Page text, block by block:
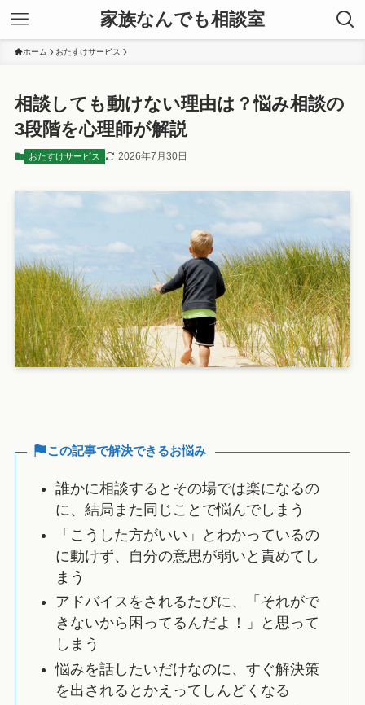
家族なんでも相談室
ホーム おたすけサービス
相談しても動けない理由は？悩み相談の
3段階を心理師が解説
おたすけサービス 2026年7月30日
この記事で解決できるお悩み
誰かに相談するとその場では楽になるの
に、結局また同じことで悩んでしまう
「こうした方がいい」とわかっているの
に動けず、自分の意思が弱いと責めてし
まう
アドバイスをされるたびに、「それがで
きないから困ってるんだよ！」と思って
しまう
悩みを話したいだけなのに、すぐ解決策
を出されるとかえってしんどくなる